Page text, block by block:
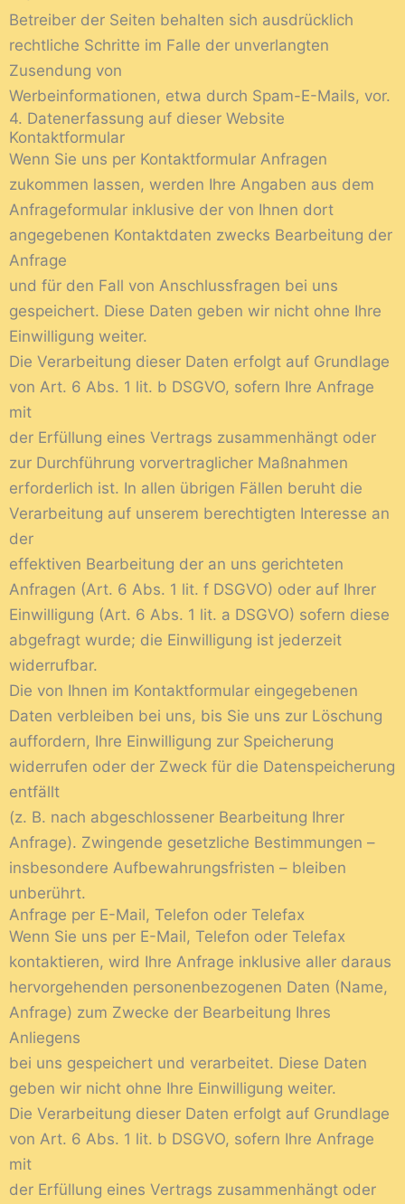
Betreiber der Seiten behalten sich ausdrücklich
rechtliche Schritte im Falle der unverlangten
Zusendung von
Werbeinformationen, etwa durch Spam-E-Mails, vor.
4. Datenerfassung auf dieser Website
Kontaktformular
Wenn Sie uns per Kontaktformular Anfragen
zukommen lassen, werden Ihre Angaben aus dem
Anfrageformular inklusive der von Ihnen dort
angegebenen Kontaktdaten zwecks Bearbeitung der
Anfrage
und für den Fall von Anschlussfragen bei uns
gespeichert. Diese Daten geben wir nicht ohne Ihre
Einwilligung weiter.
Die Verarbeitung dieser Daten erfolgt auf Grundlage
von Art. 6 Abs. 1 lit. b DSGVO, sofern Ihre Anfrage
mit
der Erfüllung eines Vertrags zusammenhängt oder
zur Durchführung vorvertraglicher Maßnahmen
erforderlich ist. In allen übrigen Fällen beruht die
Verarbeitung auf unserem berechtigten Interesse an
der
effektiven Bearbeitung der an uns gerichteten
Anfragen (Art. 6 Abs. 1 lit. f DSGVO) oder auf Ihrer
Einwilligung (Art. 6 Abs. 1 lit. a DSGVO) sofern diese
abgefragt wurde; die Einwilligung ist jederzeit
widerrufbar.
Die von Ihnen im Kontaktformular eingegebenen
Daten verbleiben bei uns, bis Sie uns zur Löschung
auffordern, Ihre Einwilligung zur Speicherung
widerrufen oder der Zweck für die Datenspeicherung
entfällt
(z. B. nach abgeschlossener Bearbeitung Ihrer
Anfrage). Zwingende gesetzliche Bestimmungen –
insbesondere Aufbewahrungsfristen – bleiben
unberührt.
Anfrage per E-Mail, Telefon oder Telefax
Wenn Sie uns per E-Mail, Telefon oder Telefax
kontaktieren, wird Ihre Anfrage inklusive aller daraus
hervorgehenden personenbezogenen Daten (Name,
Anfrage) zum Zwecke der Bearbeitung Ihres
Anliegens
bei uns gespeichert und verarbeitet. Diese Daten
geben wir nicht ohne Ihre Einwilligung weiter.
Die Verarbeitung dieser Daten erfolgt auf Grundlage
von Art. 6 Abs. 1 lit. b DSGVO, sofern Ihre Anfrage
mit
der Erfüllung eines Vertrags zusammenhängt oder